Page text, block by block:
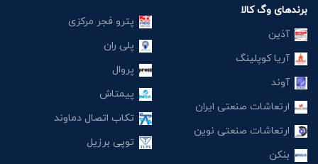
برندهای وگ کالا
آذین
آریا کوپلینگ
آوند
ارتعاشات صنعتی ایران
ارتعاشات صنعتی نوین
بنکن
پترو فجر مرکزی
پلی ران
پروال
پیمتاش
تکاب اتصال دماوند
توپی برزیل